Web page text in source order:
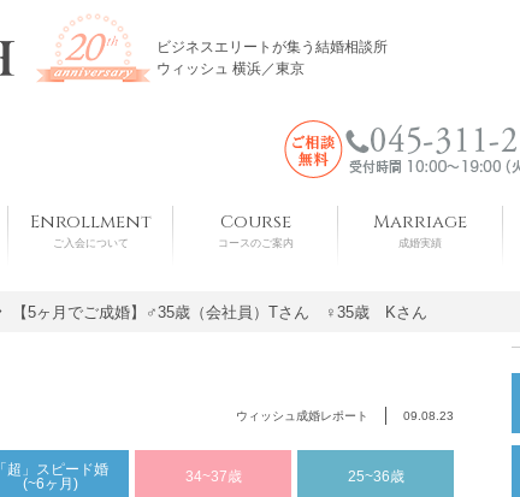
ビジネスエリートが集う結婚相談所
ウィッシュ 横浜／東京
Enrollment
ご入会について
Course
コースのご案内
Marriage
成婚実績
【5ヶ月でご成婚】♂35歳（会社員）Tさん ♀35歳 Kさん
ウィッシュ成婚レポート 09.08.23
「超」スピード婚
(~6ヶ月)
34~37歳 25~36歳